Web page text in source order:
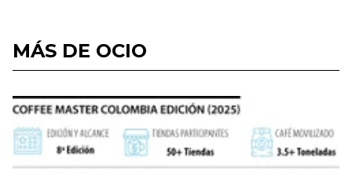
MÁS DE OCIO